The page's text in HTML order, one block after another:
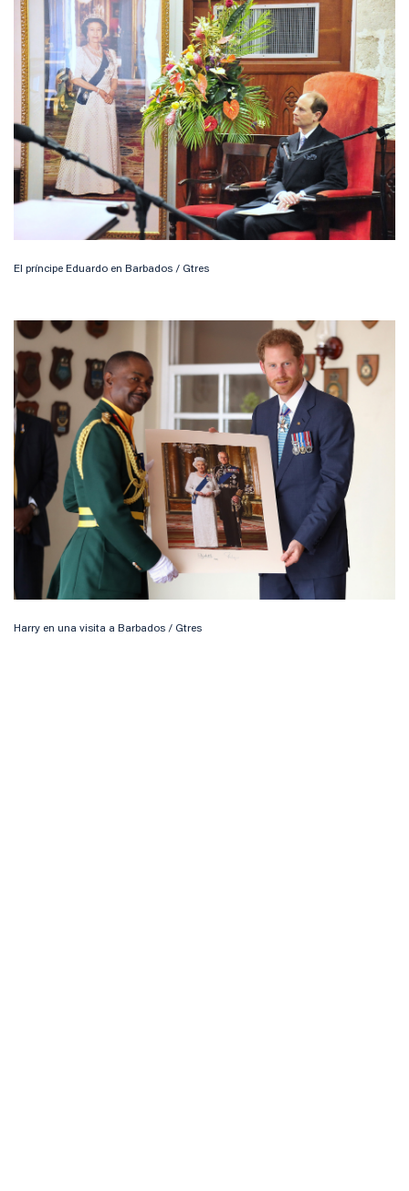
El príncipe Eduardo en Barbados / Gtres
Harry en una visita a Barbados / Gtres